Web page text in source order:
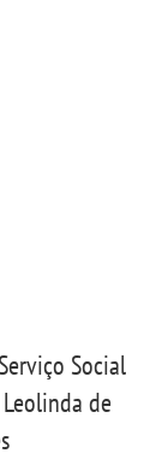
Social
de